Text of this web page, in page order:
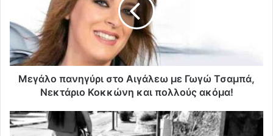
Μεγάλο πανηγύρι στο Αιγάλεω με Γωγώ Τσαμπά,
Νεκτάριο Κοκκώνη και πολλούς ακόμα!